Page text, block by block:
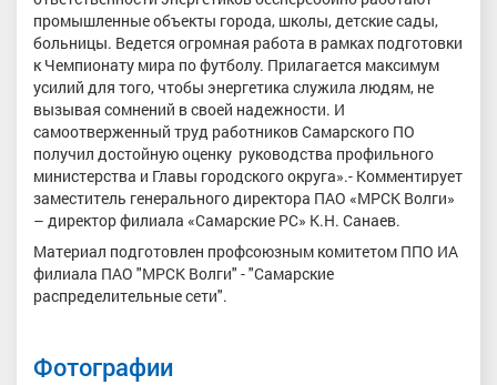
промышленные объекты города, школы, детские сады,
больницы. Ведется огромная работа в рамках подготовки
к Чемпионату мира по футболу. Прилагается максимум
усилий для того, чтобы энергетика служила людям, не
вызывая сомнений в своей надежности. И
самоотверженный труд работников Самарского ПО
получил достойную оценку руководства профильного
министерства и Главы городского округа».- Комментирует
заместитель генерального директора ПАО «МРСК Волги»
– директор филиала «Самарские РС» К.Н. Санаев.
Материал подготовлен профсоюзным комитетом ППО ИА
филиала ПАО "МРСК Волги" - "Самарские
распределительные сети".
Фотографии